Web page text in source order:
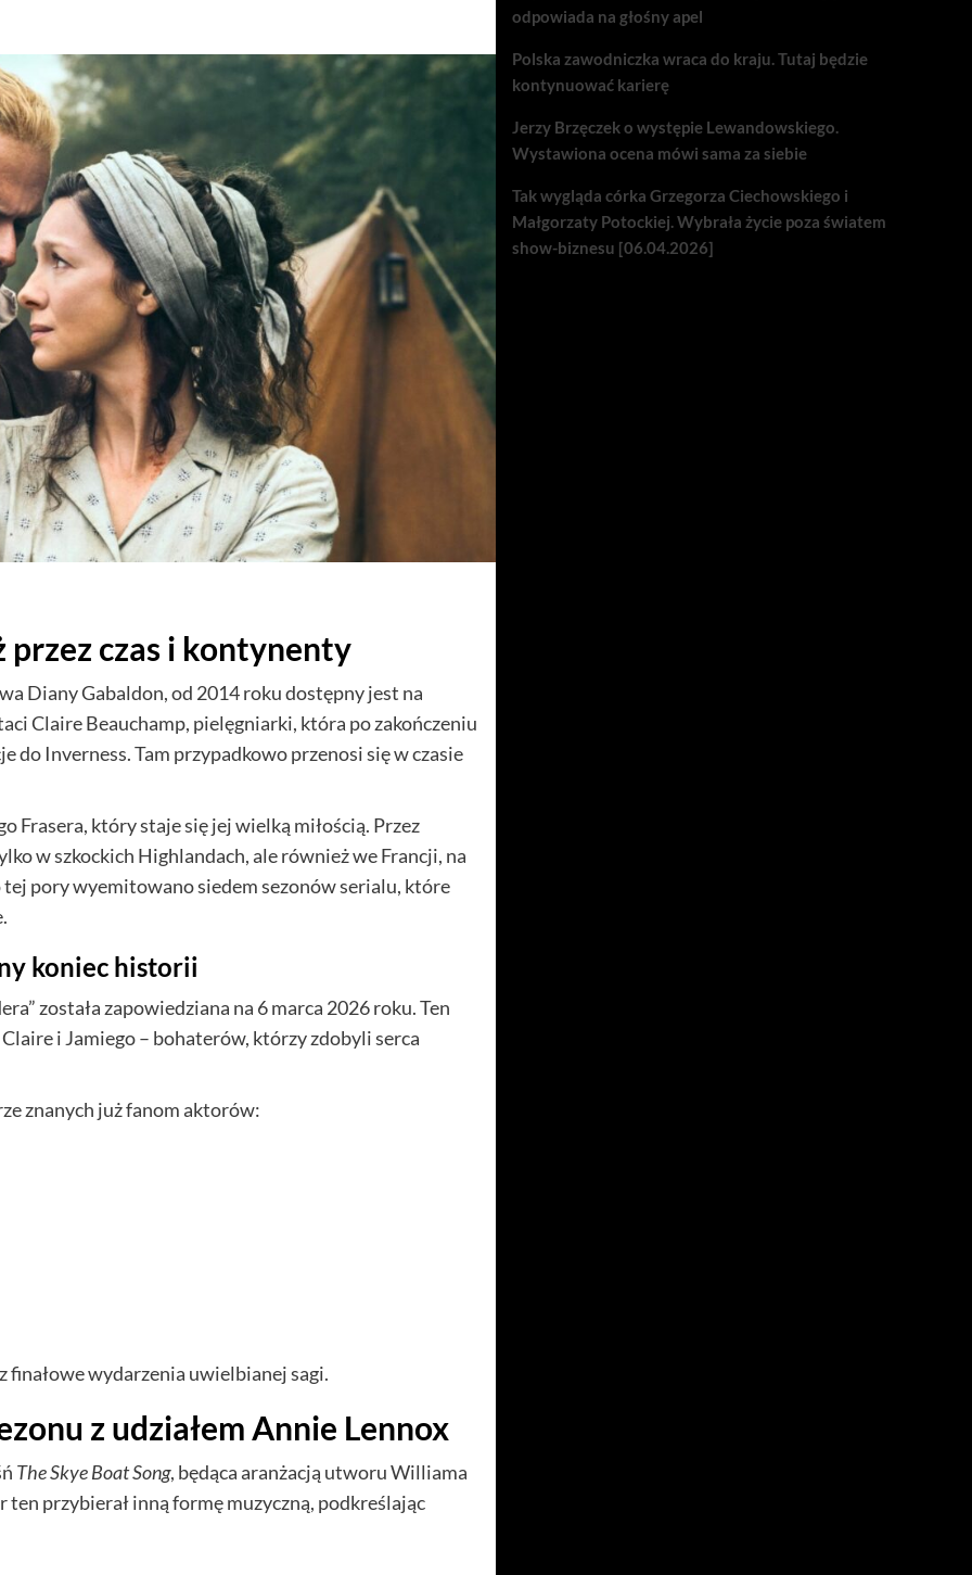
przez czas i kontynenty
Diany Gabaldon, od 2014 roku dostępny jest na
Claire Beauchamp, pielęgniarki, która po zakończeniu
do Inverness. Tam przypadkowo przenosi się w czasie
Frasera, który staje się jej wielką miłością. Przez
w szkockich Highlandach, ale również we Francji, na
pory wyemitowano siedem sezonów serialu, które
koniec historii
została zapowiedziana na 6 marca 2026 roku. Ten
i Jamiego – bohaterów, którzy zdobyli serca
znanych już fanom aktorów:
wydarzenia uwielbianej sagi.
z udziałem Annie Lennox
The Skye Boat Song, będąca aranżacją utworu Williama
przybierał inną formę muzyczną, podkreślając
odpowiada na głośny apel
Polska zawodniczka wraca do kraju. Tutaj będzie
kontynuować karierę
Jerzy Brzęczek o występie Lewandowskiego.
Wystawiona ocena mówi sama za siebie
Tak wygląda córka Grzegorza Ciechowskiego i
Małgorzaty Potockiej. Wybrała życie poza światem
show-biznesu [06.04.2026]